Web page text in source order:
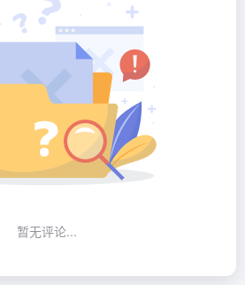
暂无评论...